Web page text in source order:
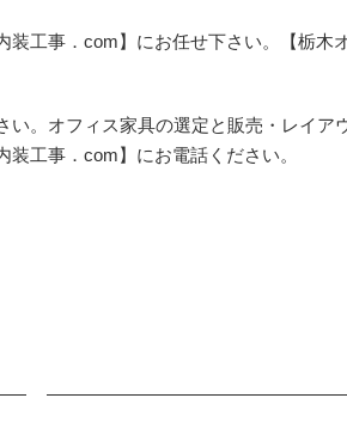
工事．com】にお任せ下さい。【栃木
。オフィス家具の選定と販売・レイア
工事．com】にお電話ください。